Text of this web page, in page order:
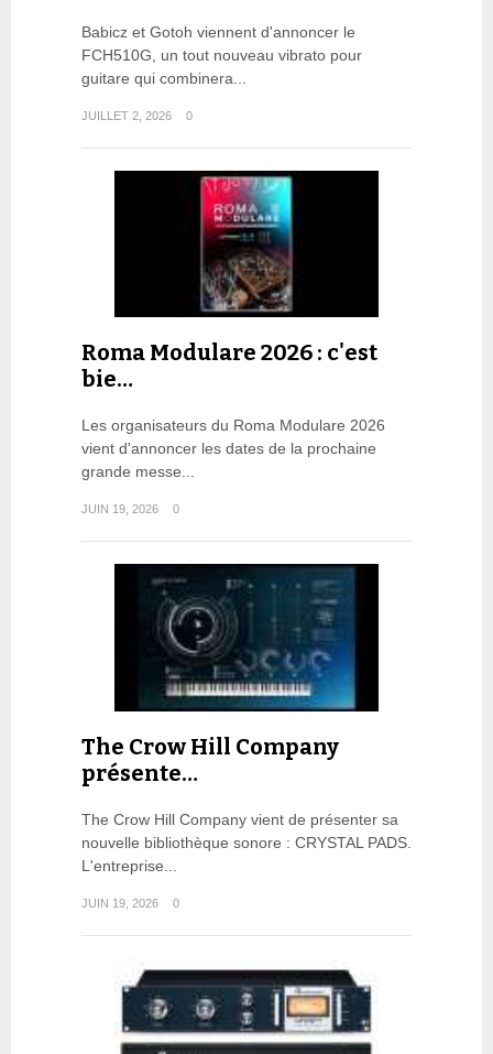
Babicz et Gotoh viennent d'annoncer le
FCH510G, un tout nouveau vibrato pour
guitare qui combinera...
JUILLET 2, 2026 0
Roma Modulare 2026 : c'est
bie…
Les organisateurs du Roma Modulare 2026
vient d'annoncer les dates de la prochaine
grande messe...
JUIN 19, 2026 0
The Crow Hill Company
présente…
The Crow Hill Company vient de présenter sa
nouvelle bibliothèque sonore : CRYSTAL PADS.
L'entreprise...
JUIN 19, 2026 0